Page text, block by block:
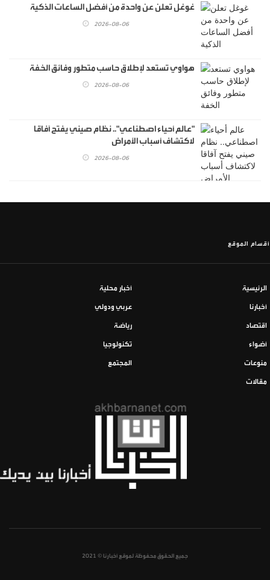
غوغل تعلن عن واحدة من أفضل الساعات الذكية
2026-08-06
هواوي تستعد لإطلاق حاسب متطور وفائق الخفة
2026-08-06
"عالم أحياء اصطناعي".. نظام صيني يفتح آفاقا
لاكتشاف أسباب الأمراض
2026-08-06
أقسام الموقع
الرئيسية أخبار محلية
أخبارنا عربي ودولي
اقتصاد رياضة
أضواء تكنولوجيا
منوعات المجتمع
مقالات
جميع الحقوق محفوظة لموقع أخبارنا © 2021